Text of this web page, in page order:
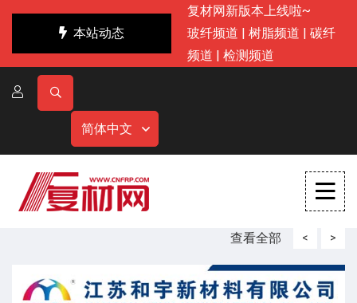
本站动态
复材网新版本上线啦~
玻纤频道 | 树脂频道 | 碳纤
频道 | 检测频道
简体中文
查看全部 < >